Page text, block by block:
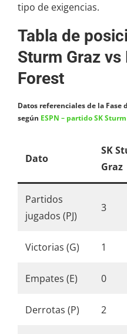
tipo de exigencias.
Tabla de
Sturm Graz
Forest
Datos referenciales de la Fase
según ESPN – partido SK
Dato
SK
Graz
Partidos
jugados (PJ)
3
Victorias (G) 1
Empates (E) 0
Derrotas (P) 2